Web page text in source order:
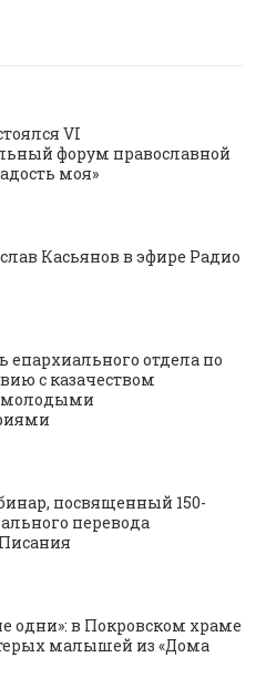
VI
форум православной
моя»
Касьянов в эфире Радио
епархиального отдела по
с казачеством
молодыми
посвященный 150-
перевода
одни»: в Покровском храме
малышей из «Дома